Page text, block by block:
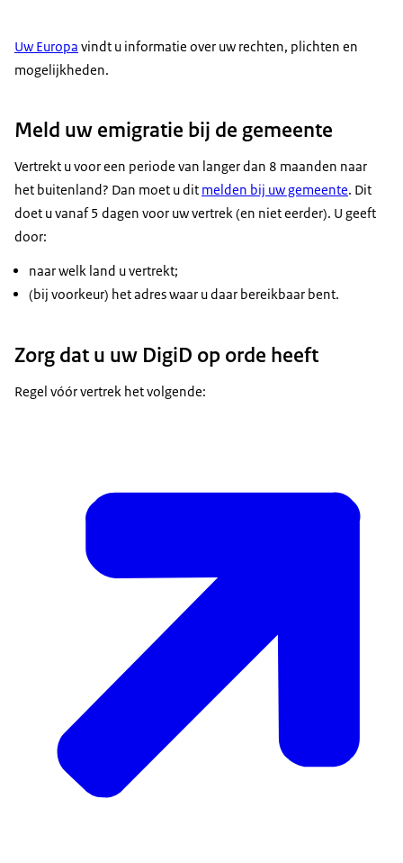
Uw Europa vindt u informatie over uw rechten, plichten en
mogelijkheden.
Meld uw emigratie bij de gemeente
Vertrekt u voor een periode van langer dan 8 maanden naar
het buitenland? Dan moet u dit melden bij uw gemeente. Dit
doet u vanaf 5 dagen voor uw vertrek (en niet eerder). U geeft
door:
naar welk land u vertrekt;
(bij voorkeur) het adres waar u daar bereikbaar bent.
Zorg dat u uw DigiD op orde heeft
Regel vóór vertrek het volgende: